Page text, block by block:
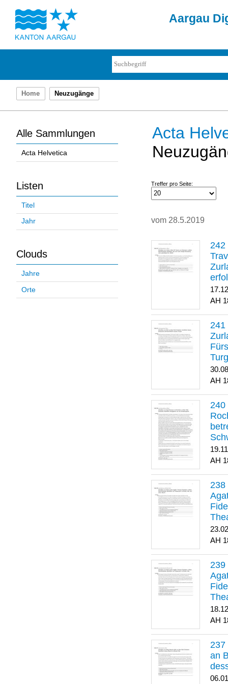
Aargau
Home Neuzugänge
Alle Sammlungen
Acta Helvetica
Listen
Titel
Jahr
Clouds
Jahre
Orte
Acta
Treffer pro Seite:
vom 28.5.2019
an